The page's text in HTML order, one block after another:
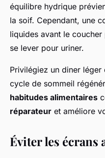
équilibre hydrique
la soif. Cependant, une
liquides avant le
se lever pour uriner.
Privilégiez un diner
cycle de sommeil
habitudes alimentaires
réparateur et améliore
Éviter les écrans